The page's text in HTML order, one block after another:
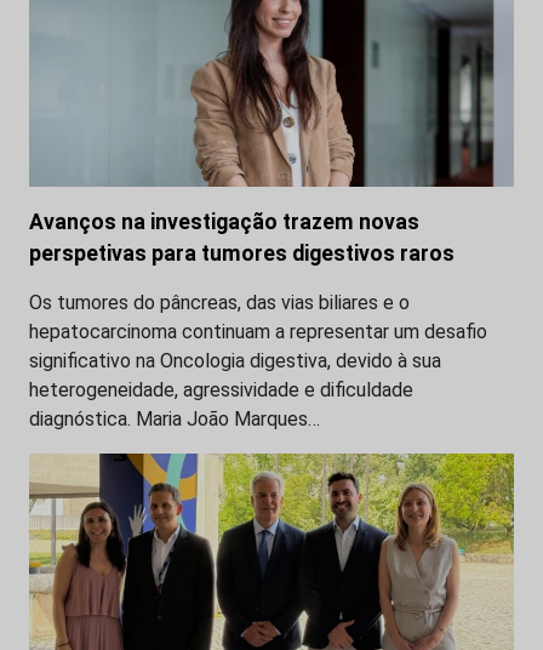
Avanços na investigação trazem novas
perspetivas para tumores digestivos raros
Os tumores do pâncreas, das vias biliares e o
hepatocarcinoma continuam a representar um desafio
significativo na Oncologia digestiva, devido à sua
heterogeneidade, agressividade e dificuldade
diagnóstica. Maria João Marques…